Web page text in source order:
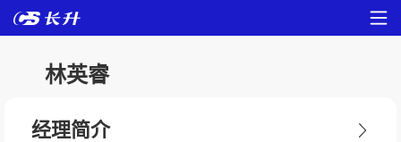
林英睿
经理简介